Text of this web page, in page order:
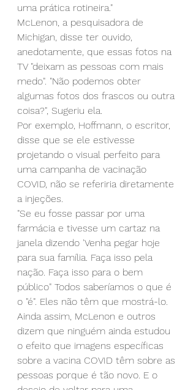
uma prática rotineira."
McLenon, a pesquisadora de
Michigan, disse ter ouvido,
anedotamente, que essas fotos na
TV "deixam as pessoas com mais
medo". "Não podemos obter
algumas fotos dos frascos ou outra
coisa?", Sugeriu ela.
Por exemplo, Hoffmann, o escritor,
disse que se ele estivesse
projetando o visual perfeito para
uma campanha de vacinação
COVID, não se referiria diretamente
a injeções.
"Se eu fosse passar por uma
farmácia e tivesse um cartaz na
janela dizendo 'Venha pegar hoje
para sua família. Faça isso pela
nação. Faça isso para o bem
público" Todos saberíamos o que é
o "é". Eles não têm que mostrá-lo.
Ainda assim, McLenon e outros
dizem que ninguém ainda estudou
o efeito que imagens específicas
sobre a vacina COVID têm sobre as
pessoas porque é tão novo. E o